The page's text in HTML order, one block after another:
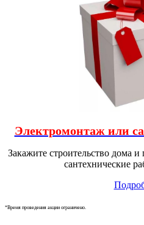
Электромонтаж или
Закажите строительство дома
сантехнические
*Время проведения акции ограничено.